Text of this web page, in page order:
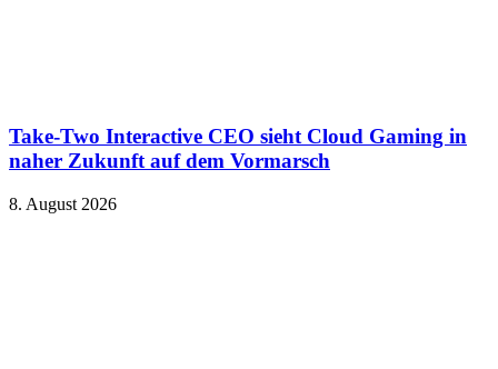
Take-Two Interactive CEO sieht Cloud Gaming in
naher Zukunft auf dem Vormarsch
8. August 2026